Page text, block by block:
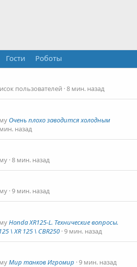
Гости Роботы
пользователей 8 мин. назад
Очень плохо заводится холодным
назад
8 мин. назад
9 мин. назад
Honda XR125-L. Технические вопросы.
\ XR 125 \ CBR250 9 мин. назад
Мир танков Игромир 9 мин. назад